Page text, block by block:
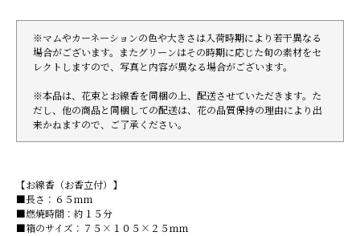
※マムやカーネーションの色や大きさは入荷時期により若干異なる
場合がございます。またグリーンはその時期に応じた旬の素材をセ
レクトしますので、写真と内容が異なる場合がございます。
※本品は、花束とお線香を同梱の上、配送させていただきます。た
だし、他の商品と同梱しての配送は、花の品質保持の理由により出
来かねますので、ご了承ください。
【お線香（お香立付）】
■長さ：６５ｍｍ
■燃焼時間：約１５分
■箱のサイズ：７５×１０５×２５ｍｍ